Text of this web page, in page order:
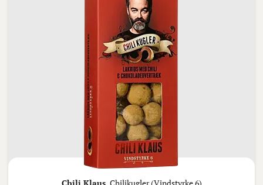
Chili Klaus, Chilikugler (Vindstyrke 6)